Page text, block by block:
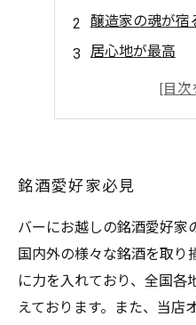
醸造家の魂が宿
居心地が最高
大人の隠れ家
銘酒愛好家必見
バーにお越しの銘酒愛好家
国内外の様々な銘酒を取り
に力を入れており、全国各
えております。また、当店